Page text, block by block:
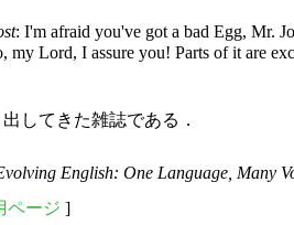
: I'm afraid you've got a bad Egg, Mr.
my Lord, I assure you! Parts of it are
してきた雑誌である．
English: One Language, Many
ページ ]